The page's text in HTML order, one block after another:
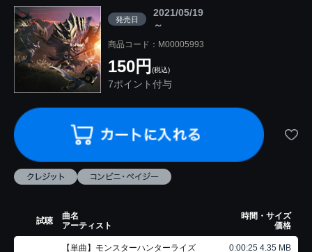
発売日
2021/05/19
～
商品コード：M00005993
150円 (税込)
7ポイント付与
試聴
曲名
アーティスト
時間・サイズ
価格
【単曲】モンスターハンターライズ
0:00:25 4.35 MB